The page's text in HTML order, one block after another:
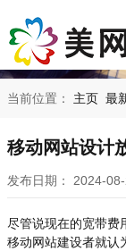
当前位置： 主页 最
移动网站设计
发布日期： 2024-
尽管说现在的宽带费
移动网站建设者就认